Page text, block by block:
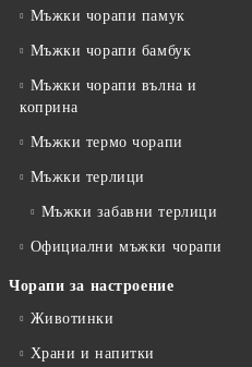
Мъжки чорапи памук
Мъжки чорапи бамбук
Мъжки чорапи вълна и
коприна
Мъжки термо чорапи
Мъжки терлици
Мъжки забавни терлици
Официални мъжки чорапи
Чорапи за настроение
Животинки
Храни и напитки